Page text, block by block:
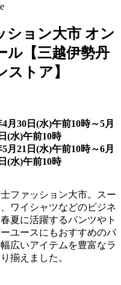
ション大市 オン
ル【三越伊勢丹
ストア】
月30日(水)午前10時～5月
(水)午前10時
月21日(水)午前10時～6月
(水)午前10時
ファッション大市。スー
ワイシャツなどのビジネ
夏に活躍するパンツやト
ユースにもおすすめのバ
広いアイテムを豊富なラ
揃えました。